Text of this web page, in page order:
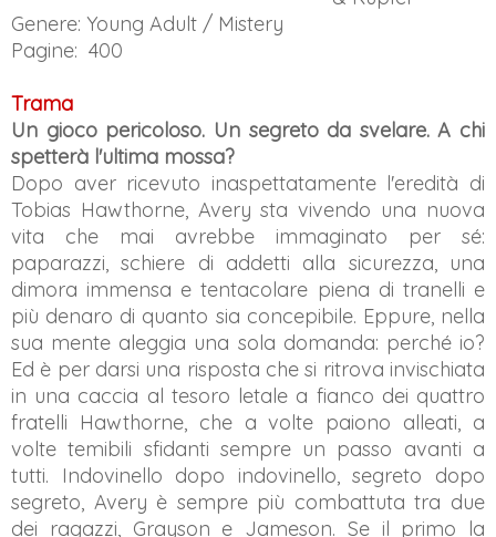
Genere: Young Adult / Mistery
Pagine: 400
Trama
Un gioco pericoloso. Un segreto da svelare. A chi
spetterà l'ultima mossa?
Dopo aver ricevuto inaspettatamente l'eredità di
Tobias Hawthorne, Avery sta vivendo una nuova
vita che mai avrebbe immaginato per sé:
paparazzi, schiere di addetti alla sicurezza, una
dimora immensa e tentacolare piena di tranelli e
più denaro di quanto sia concepibile. Eppure, nella
sua mente aleggia una sola domanda: perché io?
Ed è per darsi una risposta che si ritrova invischiata
in una caccia al tesoro letale a fianco dei quattro
fratelli Hawthorne, che a volte paiono alleati, a
volte temibili sfidanti sempre un passo avanti a
tutti. Indovinello dopo indovinello, segreto dopo
segreto, Avery è sempre più combattuta tra due
dei ragazzi, Grayson e Jameson. Se il primo la